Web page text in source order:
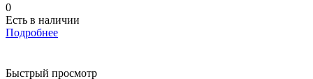
0
Есть в наличии
Подробнее
Быстрый просмотр